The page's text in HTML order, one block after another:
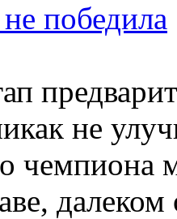
победила
не
чемпиона